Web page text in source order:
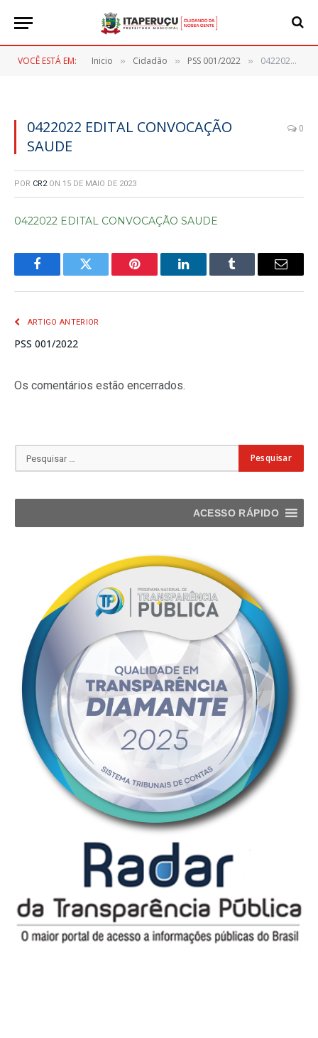
VOCÊ ESTÁ EM: Inicio » Cidadão » PSS 001/2022 » 0422022 EDITAL CONVOCAÇÃO SAUDE
0422022 EDITAL CONVOCAÇÃO
SAUDE
0
POR CR2 ON 15 DE MAIO DE 2023
0422022 EDITAL CONVOCAÇÃO SAUDE
FacebookTwitter Pinterest LinkedInTumblr
E-
ARTIGO ANTERIOR
PSS 001/2022
Os comentários estão encerrados.
ACESSO RÁPIDO